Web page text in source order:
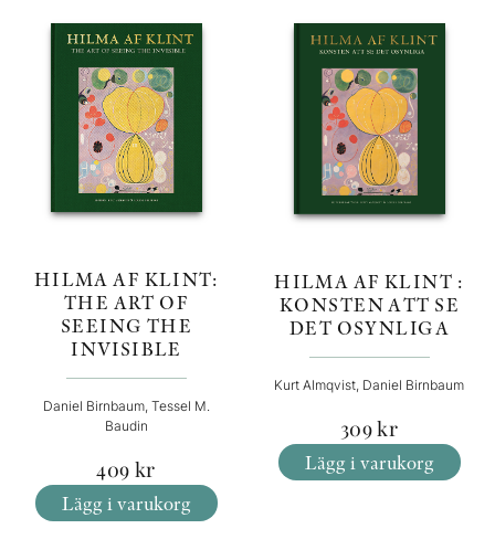
HILMA AF KLINT:
THE ART OF
SEEING THE
INVISIBLE
Daniel Birnbaum, Tessel M.
Baudin
409 kr
Lägg i varukorg
HILMA AF KLINT :
KONSTEN ATT SE
DET OSYNLIGA
Kurt Almqvist, Daniel Birnbaum
309kr
Lägg i varukorg